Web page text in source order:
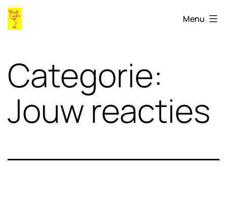
Ga
naarGaygames98.ihlia.nl Menu
Categorie:
Jouw reacties